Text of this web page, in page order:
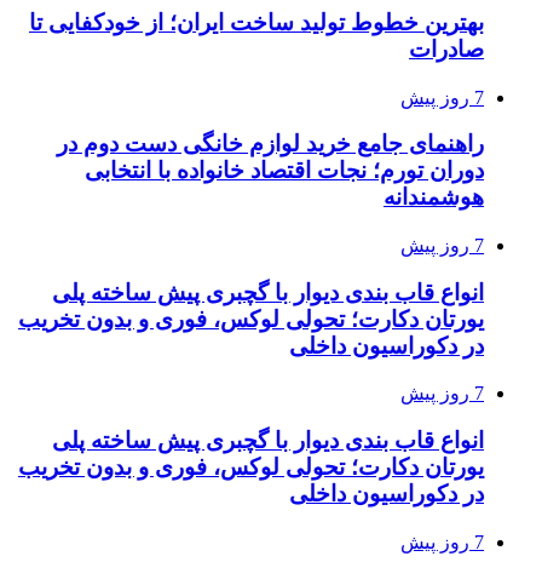
بهترین خطوط تولید ساخت ایران؛ از خودکفایی تا
صادرات
7 روز پیش
راهنمای جامع خرید لوازم خانگی دست دوم در
دوران تورم؛ نجات اقتصاد خانواده با انتخابی
هوشمندانه
7 روز پیش
انواع قاب بندی دیوار با گچبری پیش ساخته پلی
یورتان دکارت؛ تحولی لوکس، فوری و بدون تخریب
در دکوراسیون داخلی
7 روز پیش
انواع قاب بندی دیوار با گچبری پیش ساخته پلی
یورتان دکارت؛ تحولی لوکس، فوری و بدون تخریب
در دکوراسیون داخلی
7 روز پیش